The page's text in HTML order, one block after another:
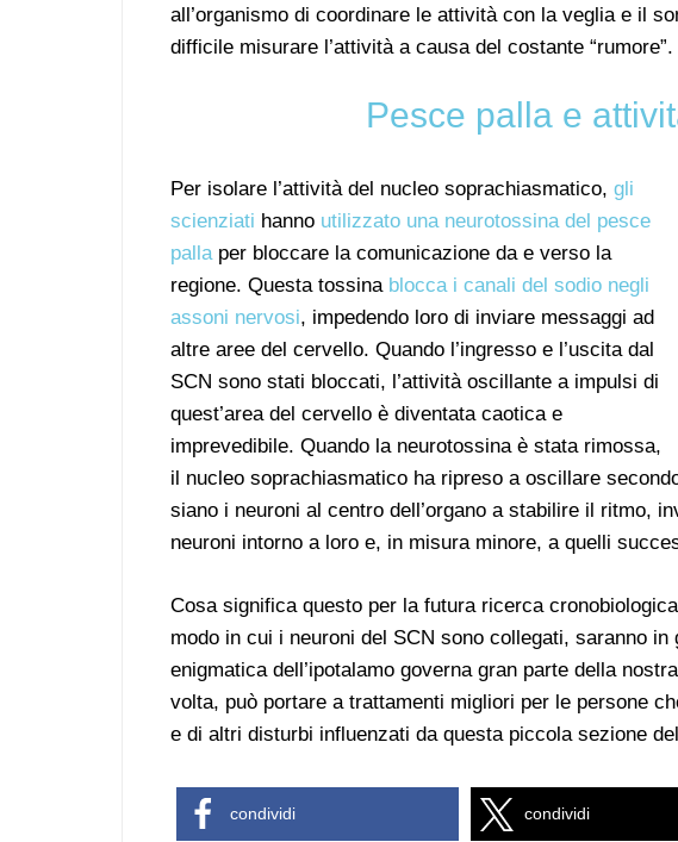
all’organismo di coordinare le attività con la veglia e il
difficile misurare l’attività a causa del costante “rumore”.
Pesce palla e
Per isolare l’attività del nucleo soprachiasmatico, gli
scienziati hanno utilizzato una neurotossina del pesce
pallaper bloccare la comunicazione da e verso la
regione. Questa tossina blocca i canali del sodio negli
assoni nervosi, impedendo loro di inviare messaggi ad
altre aree del cervello. Quando l’ingresso e l’uscita dal
SCN sono stati bloccati, l’attività oscillante a impulsi di
quest’area del cervello è diventata caotica e
imprevedibile. Quando la neurotossina è stata rimossa,
il nucleo soprachiasmatico ha ripreso a oscillare
siano i neuroni al centro dell’organo a stabilire il ritmo,
neuroni intorno a loro e, in misura minore, a quelli
Cosa significa questo per la futura ricerca
modo in cui i neuroni del SCN sono collegati, saranno
enigmatica dell’ipotalamo governa gran parte della
volta, può portare a trattamenti migliori per le persone
e di altri disturbi influenzati da questa piccola sezione
condividi condividi